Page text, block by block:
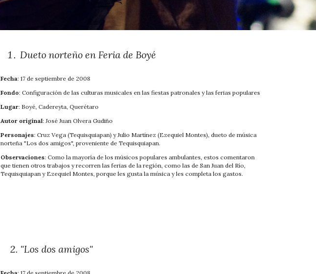
Dueto norteño en Feria de Boyé
Fecha: 17 de septiembre de 2008
Fondo: Configuración de las culturas musicales en las fiestas patronales y las ferias populares
Lugar: Boyé, Cadereyta, Querétaro
Autor original: José Juan Olvera Gudiño
Personajes: Cruz Vega (Tequisquiapan) y Julio Martínez (Ezequiel Montes), dueto de música
norteña "Los dos amigos", proveniente de Tequisquiapan.
Observaciones: Como la mayoría de los músicos populares ambulantes, estos comentaron
que tienen otros trabajos y recorren las ferias de la región, como las de San Juan del Río,
Tequisquiapan y Ezequiel Montes, porque les gusta la música y les completa los gastos.
2. "Los dos amigos"